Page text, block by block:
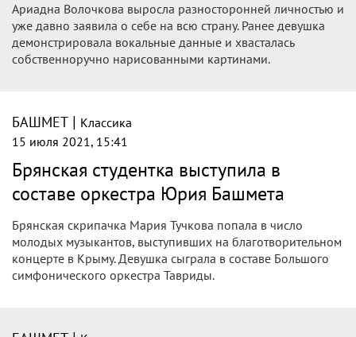
Ариадна Волочкова выросла разносторонней личностью и
уже давно заявила о себе на всю страну. Ранее девушка
демонстрировала вокальные данные и хвасталась
собственноручно нарисованными картинами.
БАШМЕТ | Классика
15 июля 2021, 15:41
Брянская студентка выступила в
составе оркестра Юрия Башмета
Брянская скрипачка Мария Тучкова попала в число
молодых музыкантов, выступивших на благотворительном
концерте в Крыму. Девушка сыграла в составе Большого
симфонического оркестра Тавриды.